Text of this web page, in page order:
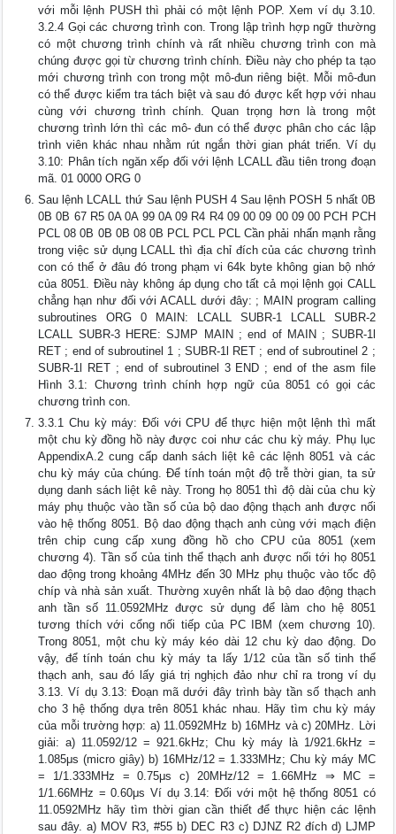
với mỗi lệnh PUSH thì phải có một lệnh POP. Xem ví dụ 3.10.
3.2.4 Gọi các chương trình con. Trong lập trình hợp ngữ thường
có một chương trình chính và rất nhiều chương trình con mà
chúng được gọi từ chương trình chính. Điều này cho phép ta tạo
mới chương trình con trong một mô-đun riêng biệt. Mỗi mô-đun
có thể được kiểm tra tách biệt và sau đó được kết hợp với nhau
cùng với chương trình chính. Quan trọng hơn là trong một
chương trình lớn thì các mô- đun có thể được phân cho các lập
trình viên khác nhau nhằm rút ngắn thời gian phát triển. Ví dụ
3.10: Phân tích ngăn xếp đối với lệnh LCALL đầu tiên trong đoạn
mã. 01 0000 ORG 0
Sau lệnh LCALL thứ Sau lệnh PUSH 4 Sau lệnh POSH 5 nhất 0B
0B 0B 67 R5 0A 0A 99 0A 09 R4 R4 09 00 09 00 09 00 PCH PCH
PCL 08 0B 0B 0B 08 0B PCL PCL PCL Cần phải nhấn mạnh rằng
trong việc sử dụng LCALL thì địa chỉ đích của các chương trình
con có thể ở đâu đó trong phạm vi 64k byte không gian bộ nhớ
của 8051. Điều này không áp dụng cho tất cả mọi lệnh gọi CALL
chẳng hạn như đối với ACALL dưới đây: ; MAIN program calling
subroutines ORG 0 MAIN: LCALL SUBR-1 LCALL SUBR-2
LCALL SUBR-3 HERE: SJMP MAIN ; end of MAIN ; SUBR-1l
RET ; end of subroutinel 1 ; SUBR-1l RET ; end of subroutinel 2 ;
SUBR-1l RET ; end of subroutinel 3 END ; end of the asm file
Hình 3.1: Chương trình chính hợp ngữ của 8051 có gọi các
chương trình con.
3.3.1 Chu kỳ máy: Đối với CPU để thực hiện một lệnh thì mất
một chu kỳ đồng hồ này được coi như các chu kỳ máy. Phụ lục
AppendixA.2 cung cấp danh sách liệt kê các lệnh 8051 và các
chu kỳ máy của chúng. Để tính toán một độ trễ thời gian, ta sử
dụng danh sách liệt kê này. Trong họ 8051 thì độ dài của chu kỳ
máy phụ thuộc vào tần số của bộ dao động thạch anh được nối
vào hệ thống 8051. Bộ dao động thạch anh cùng với mạch điện
trên chip cung cấp xung đồng hồ cho CPU của 8051 (xem
chương 4). Tần số của tinh thể thạch anh được nối tới họ 8051
dao động trong khoảng 4MHz đến 30 MHz phụ thuộc vào tốc độ
chíp và nhà sản xuất. Thường xuyên nhất là bộ dao động thạch
anh tần số 11.0592MHz được sử dụng để làm cho hệ 8051
tương thích với cổng nối tiếp của PC IBM (xem chương 10).
Trong 8051, một chu kỳ máy kéo dài 12 chu kỳ dao động. Do
vậy, để tính toán chu kỳ máy ta lấy 1/12 của tần số tinh thể
thạch anh, sau đó lấy giá trị nghịch đảo như chỉ ra trong ví dụ
3.13. Ví dụ 3.13: Đoạn mã dưới đây trình bày tần số thạch anh
cho 3 hệ thống dựa trên 8051 khác nhau. Hãy tìm chu kỳ máy
của mỗi trường hợp: a) 11.0592MHz b) 16MHz và c) 20MHz. Lời
giải: a) 11.0592/12 = 921.6kHz; Chu kỳ máy là 1/921.6kHz =
1.085μs (micro giây) b) 16MHz/12 = 1.333MHz; Chu kỳ máy MC
= 1/1.333MHz = 0.75μs c) 20MHz/12 = 1.66MHz ⇒ MC =
1/1.66MHz = 0.60μs Ví dụ 3.14: Đối với một hệ thống 8051 có
11.0592MHz hãy tìm thời gian cần thiết để thực hiện các lệnh
sau đây. a) MOV R3, #55 b) DEC R3 c) DJNZ R2 đích d) LJMP